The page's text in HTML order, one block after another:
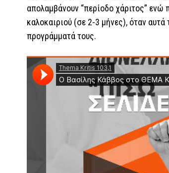
απολαμβάνουν “περίοδο χάριτος” ενώ
καλοκαιριού (σε 2-3 μήνες), όταν αυτά
προγράμματά τους.